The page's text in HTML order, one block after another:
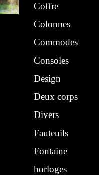
Coffre
Colonnes
Commodes
Consoles
Design
Deux corps
Divers
Fauteuils
Fontaine
horloges